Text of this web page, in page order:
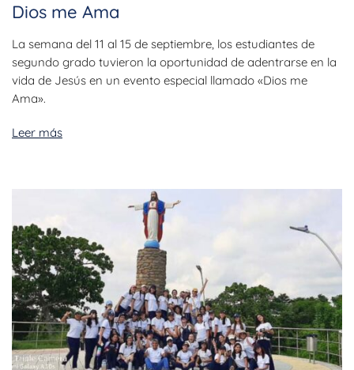
Dios me Ama
La semana del 11 al 15 de septiembre, los estudiantes de
segundo grado tuvieron la oportunidad de adentrarse en la
vida de Jesús en un evento especial llamado «Dios me
Ama».
Leer más